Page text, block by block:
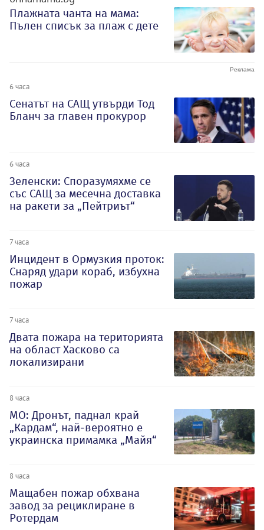
Плажната чанта на мама:
Пълен списък за плаж с дете
6 часа
Сенатът на САЩ утвърди Тод
Бланч за главен прокурор
6 часа
Зеленски: Споразумяхме се
със САЩ за месечна доставка
на ракети за „Пейтриът“
7 часа
Инцидент в Ормузкия проток:
Снаряд удари кораб, избухна
пожар
7 часа
Двата пожара на територията
на област Хасково са
локализирани
8 часа
МО: Дронът, паднал край
„Кардам“, най-вероятно е
украинска примамка „Майя“
8 часа
Мащабен пожар обхвана
завод за рециклиране в
Ротердам